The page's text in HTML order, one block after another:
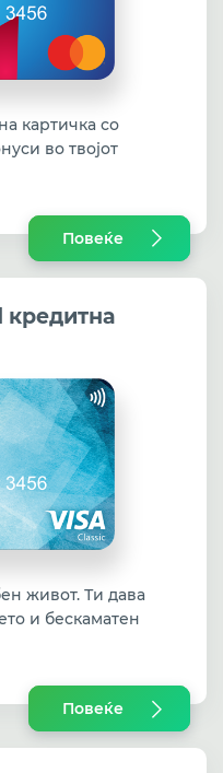
картичка со
во твојот
Повеќе
кредитна
живот. Ти дава
и бескаматен
Повеќе